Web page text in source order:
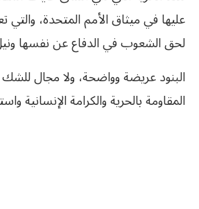
عليها في ميثاق الأمم المتحدة، والتي
لحق الشعوب في الدفاع عن نفسها
البنود عريضة وواضحة، ولا مجال
المقاومة بالحرية والكرامة الإنسانية